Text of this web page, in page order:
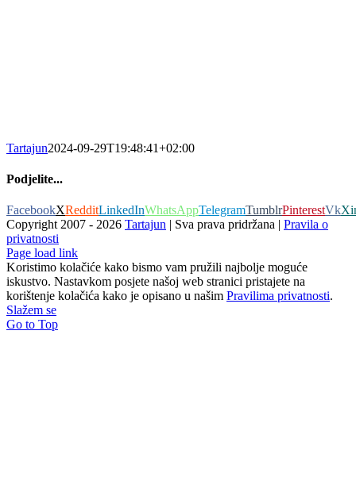
Tartajun2024-09-29T19:48:41+02:00
Podjelite...
FacebookXRedditLinkedInWhatsAppTelegramTumblrPinterestVk
Copyright 2007 - 2026 Tartajun | Sva prava pridržana | Pravila o
privatnosti
Page load link
Koristimo kolačiće kako bismo vam pružili najbolje moguće
iskustvo. Nastavkom posjete našoj web stranici pristajete na
korištenje kolačića kako je opisano u našim Pravilima privatnosti.
Slažem se
Go to Top